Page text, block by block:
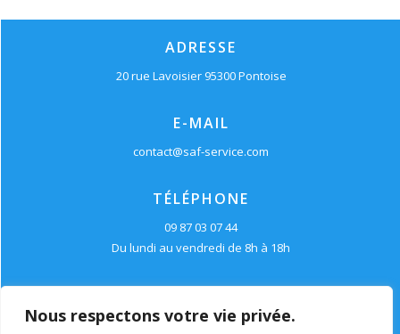
Nous respectons votre vie privée.
ADRESSE
20 rue Lavoisier 95300 Pontoise
E-MAIL
contact@saf-service.com
TÉLÉPHONE
09 87 03 07 44
Du lundi au vendredi de 8h à 18h